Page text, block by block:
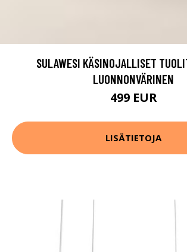
SULAWESI KÄSINOJALLISET
LUONNONVÄRINEN
499 EUR
LISÄTIETOJA